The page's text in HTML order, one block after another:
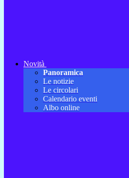
Novità
Panoramica
Le notizie
Le circolari
Calendario eventi
Albo online